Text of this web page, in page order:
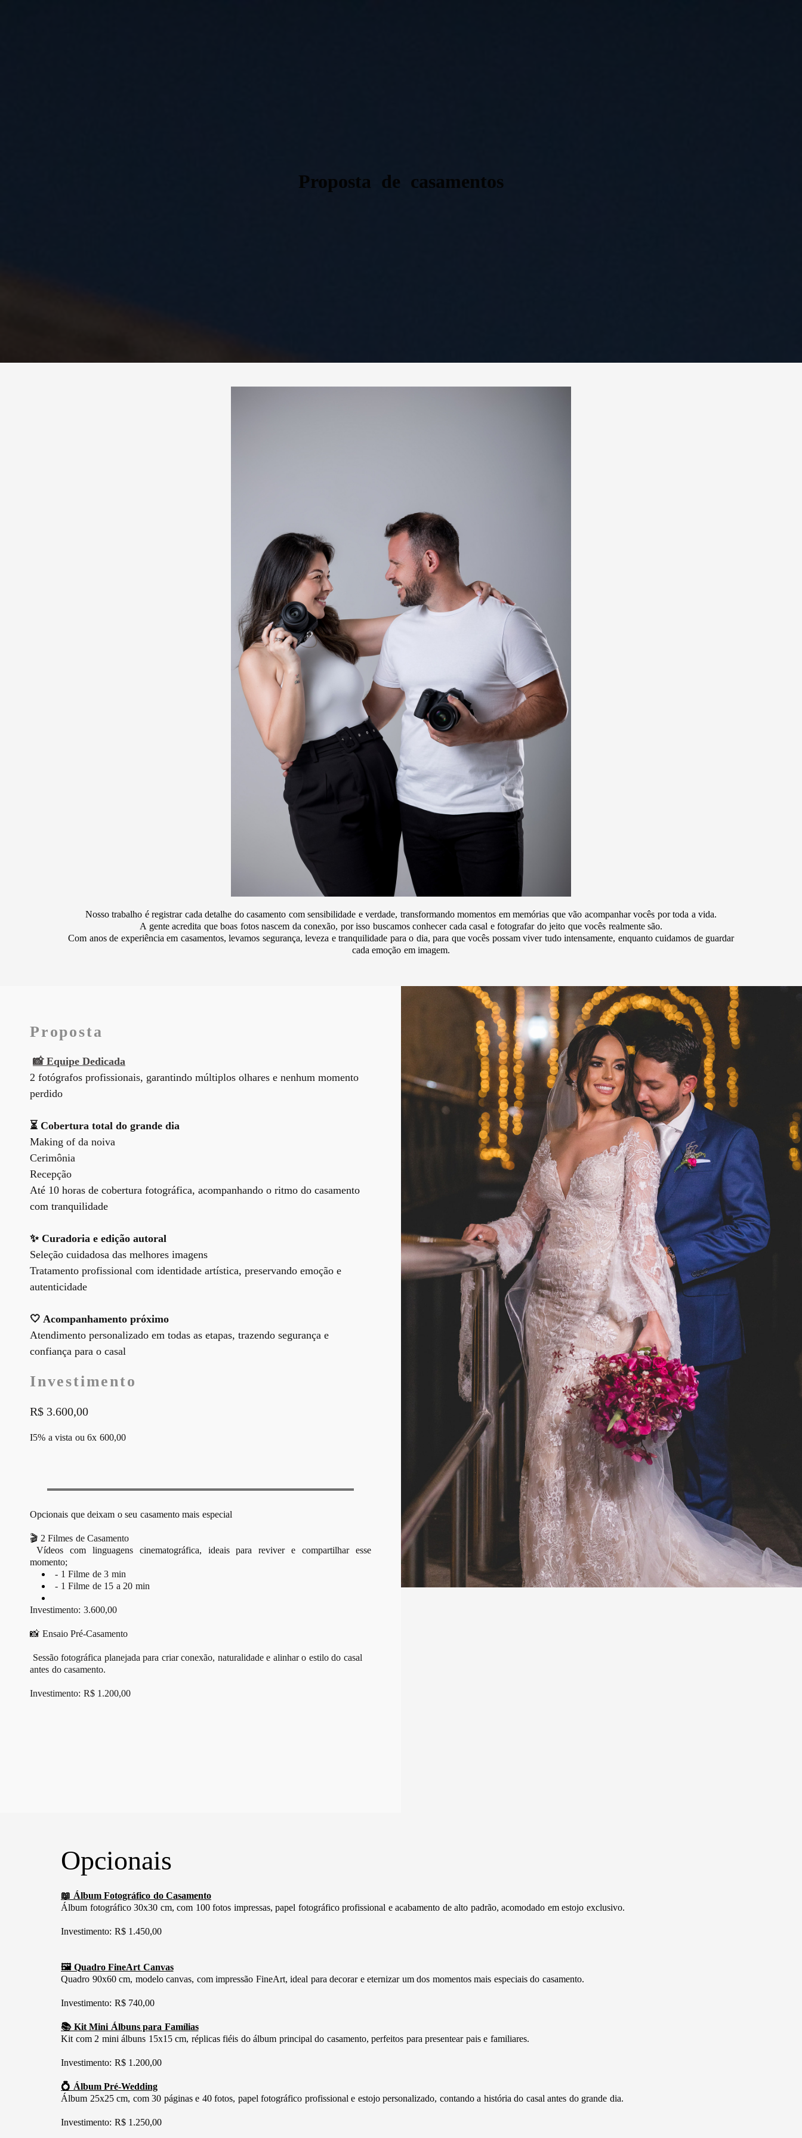
Proposta de casamentos
Nosso trabalho é registrar cada detalhe do casamento com sensibilidade e verdade, transformando momentos em memórias que vão acompanhar vocês por toda a vida.
A gente acredita que boas fotos nascem da conexão, por isso buscamos conhecer cada casal e fotografar do jeito que vocês realmente são.
Com anos de experiência em casamentos, levamos segurança, leveza e tranquilidade para o dia, para que vocês possam viver tudo intensamente, enquanto cuidamos de guardar
cada emoção em imagem.
Proposta
📸 Equipe Dedicada
2 fotógrafos profissionais, garantindo múltiplos olhares e nenhum momento
perdido
⏳ Cobertura total do grande dia
Making of da noiva
Cerimônia
Recepção
Até 10 horas de cobertura fotográfica, acompanhando o ritmo do casamento
com tranquilidade
✨Curadoria e edição autoral
Seleção cuidadosa das melhores imagens
Tratamento profissional com identidade artística, preservando emoção e
autenticidade
🤍 Acompanhamento próximo
Atendimento personalizado em todas as etapas, trazendo segurança e
confiança para o casal
Investimento
R$ 3.600,00
I5% a vista ou 6x 600,00
Opcionais que deixam o seu casamento mais especial
🎬 2 Filmes de Casamento
Vídeos com linguagens cinematográfica, ideais para reviver e compartilhar esse
momento;
- 1 Filme de 3 min
- 1 Filme de 15 a 20 min
Investimento: 3.600,00
📸 Ensaio Pré-Casamento
Sessão fotográfica planejada para criar conexão, naturalidade e alinhar o estilo do casal
antes do casamento.
Investimento: R$ 1.200,00
Opcionais
📖 Álbum Fotográfico do Casamento
Álbum fotográfico 30x30 cm, com 100 fotos impressas, papel fotográfico profissional e acabamento de alto padrão, acomodado em estojo exclusivo.
Investimento: R$ 1.450,00
🖼️ Quadro FineArt Canvas
Quadro 90x60 cm, modelo canvas, com impressão FineArt, ideal para decorar e eternizar um dos momentos mais especiais do casamento.
Investimento: R$ 740,00
📚 Kit Mini Álbuns para Famílias
Kit com 2 mini álbuns 15x15 cm, réplicas fiéis do álbum principal do casamento, perfeitos para presentear pais e familiares.
Investimento: R$ 1.200,00
💍 Álbum Pré-Wedding
Álbum 25x25 cm, com 30 páginas e 40 fotos, papel fotográfico profissional e estojo personalizado, contando a história do casal antes do grande dia.
Investimento: R$ 1.250,00